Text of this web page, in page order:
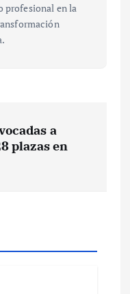
profesional en la
a
plazas en